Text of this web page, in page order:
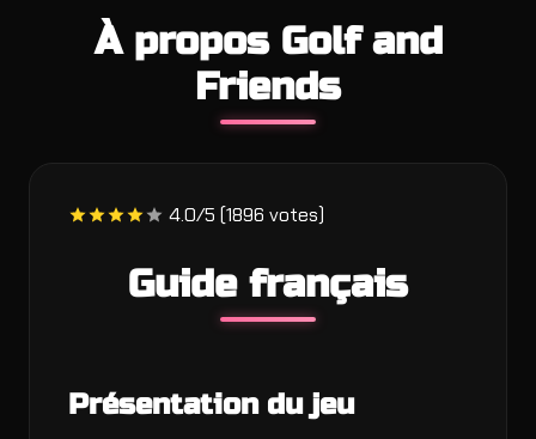
À propos Golf and
Friends
4.0/5 (1896 votes)
Guide français
Présentation du jeu